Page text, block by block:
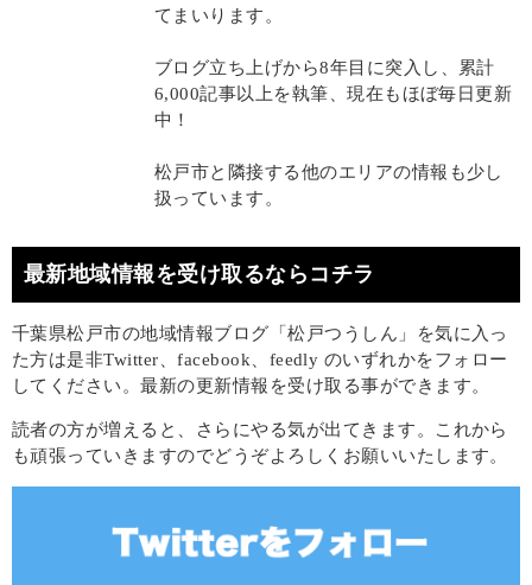
てまいります。
ブログ立ち上げから8年目に突入し、累計
6,000記事以上を執筆、現在もほぼ毎日更新
中！
松戸市と隣接する他のエリアの情報も少し
扱っています。
最新地域情報を受け取るならコチラ
千葉県松戸市の地域情報ブログ「松戸つうしん」を気に入っ
た方は是非Twitter、facebook、feedly のいずれかをフォロー
してください。最新の更新情報を受け取る事ができます。
読者の方が増えると、さらにやる気が出てきます。これから
も頑張っていきますのでどうぞよろしくお願いいたします。